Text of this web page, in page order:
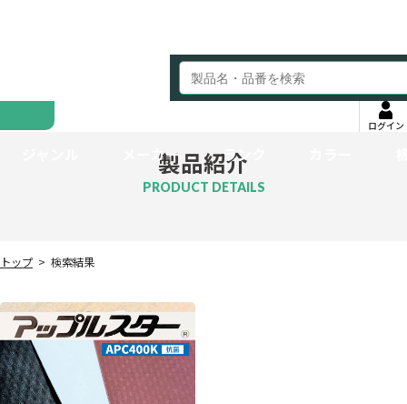
ログイン
メーカー ランク
製品紹介
PRODUCT DETAILS
トップ 検索結果